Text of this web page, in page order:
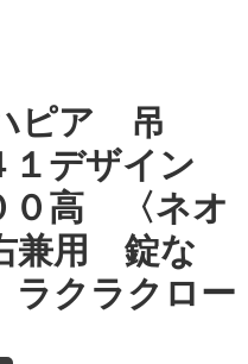
ピア 吊
デザイン
０高 〈ネオ
兼用 錠な
クラクロー